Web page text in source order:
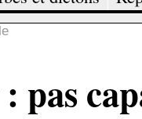
pas